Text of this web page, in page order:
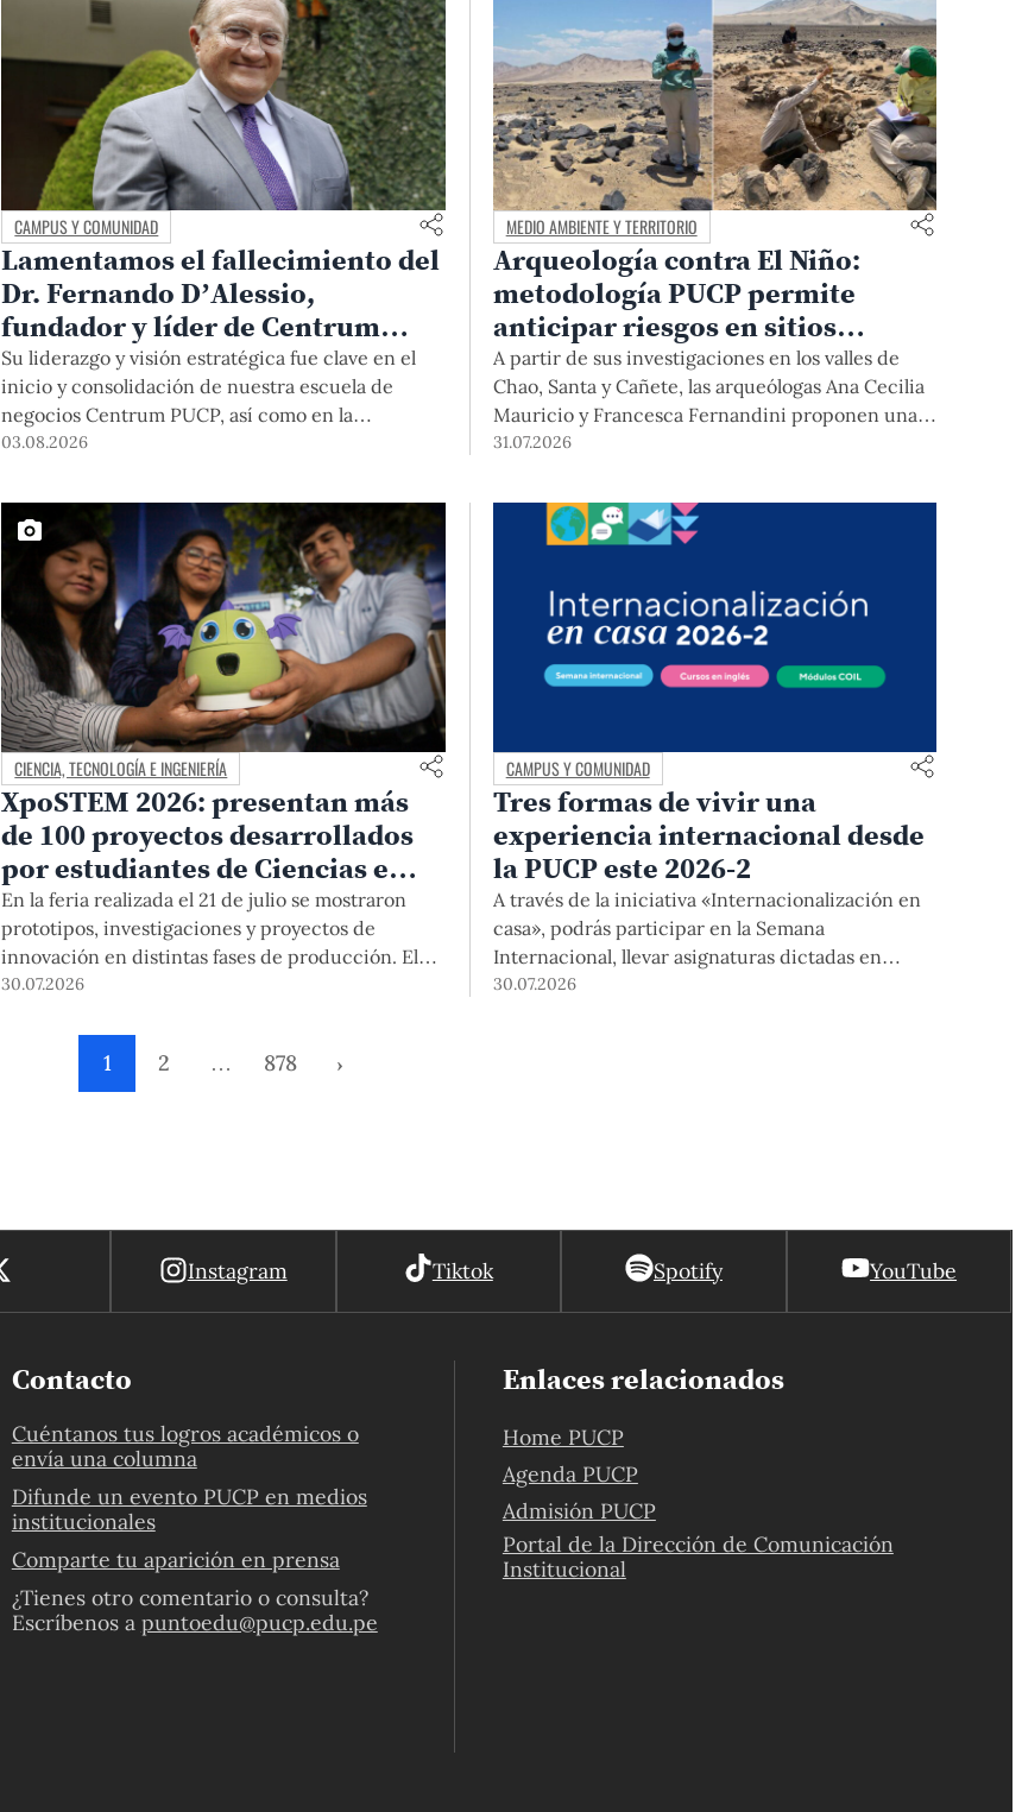
creación del Colegio Profesional de Artistas del
CAMPUS Y COMUNIDAD
Lamentamos el fallecimiento del
Dr. Fernando D’Alessio,
fundador y líder de Centrum
PUCP
Su liderazgo y visión estratégica fue clave en el
inicio y consolidación de nuestra escuela de
negocios Centrum PUCP, así como en la
formación de profesionales empresariales
Universidad agradece el aporte del vicealmirante
AP (r) Dr. Fernando D'Alessio (1944-2026).
03.08.2026
MEDIO AMBIENTE Y TERRITORIO
Arqueología contra El Niño:
metodología PUCP permite
anticipar riesgos en sitios
arqueológicos
A partir de sus investigaciones en los valles de
Chao, Santa y Cañete, las arqueólogas Ana Cecilia
Mauricio y Francesca Fernandini proponen una
herramienta de bajo costo que combina datos
geográfica y trabajo de campo para identificar
sitios arqueológicos vulnerables ante lluvias,
asociados al fenómeno de El Niño.
31.07.2026
CIENCIA, TECNOLOGÍA E INGENIERÍA
XpoSTEM 2026: presentan más
de 100 proyectos desarrollados
por estudiantes de Ciencias e
Ingeniería PUCP orientados a
atender necesidades del país
En la feria realizada el 21 de julio se mostraron
prototipos, investigaciones y proyectos de
innovación en distintas fases de producción. El
encuentro mostró cómo el conocimiento
concretos del Perú en salud, robótica,
inteligencia artificial, sostenibilidad y sectores
productivos.
30.07.2026
CAMPUS Y COMUNIDAD
Tres formas de vivir una
experiencia internacional desde
la PUCP este 2026-2
A través de la iniciativa «Internacionalización en
casa», podrás participar en la Semana
Internacional, llevar asignaturas dictadas en
inglés, y acceder a módulos COIL junto con
30.07.2026
1 2 … 878 ›
Instagram Tiktok Spotify YouTube
Contacto
Cuéntanos tus logros académicos o
envía una columna
Difunde un evento PUCP en medios
institucionales
Comparte tu aparición en prensa
¿Tienes otro comentario o consulta?
Escríbenos a puntoedu@pucp.edu.pe
Enlaces relacionados
Home PUCP
Agenda PUCP
Admisión PUCP
Portal de la Dirección de Comunicación
Institucional